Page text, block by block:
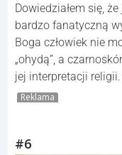
Dowiedziałem się,
bardzo fanatyczną
Boga człowiek nie
„ohydą”, a
jej interpretacji religii.
Reklama
#6